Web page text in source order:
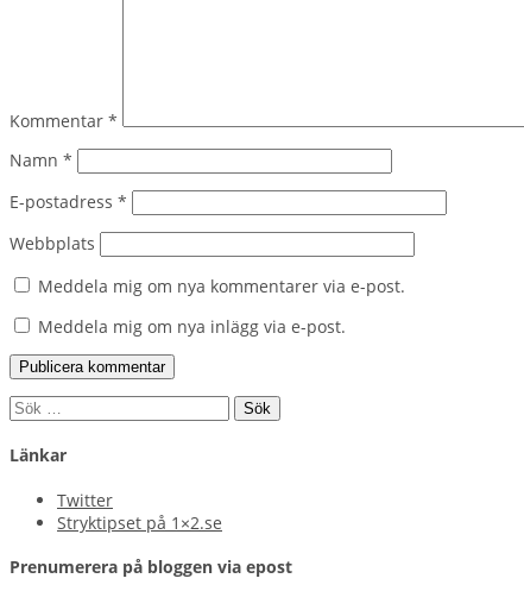
Kommentar *
Namn *
E-postadress *
Webbplats
Meddela mig om nya kommentarer via e-post.
Meddela mig om nya inlägg via e-post.
Sök
Länkar
Twitter
Stryktipset på 1×2.se
Prenumerera på bloggen via epost